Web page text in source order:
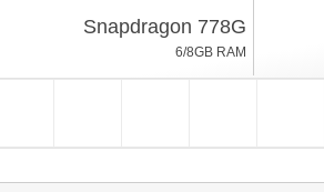
Android 11, One UI
Snapdragon 778G
6/8GB RAM